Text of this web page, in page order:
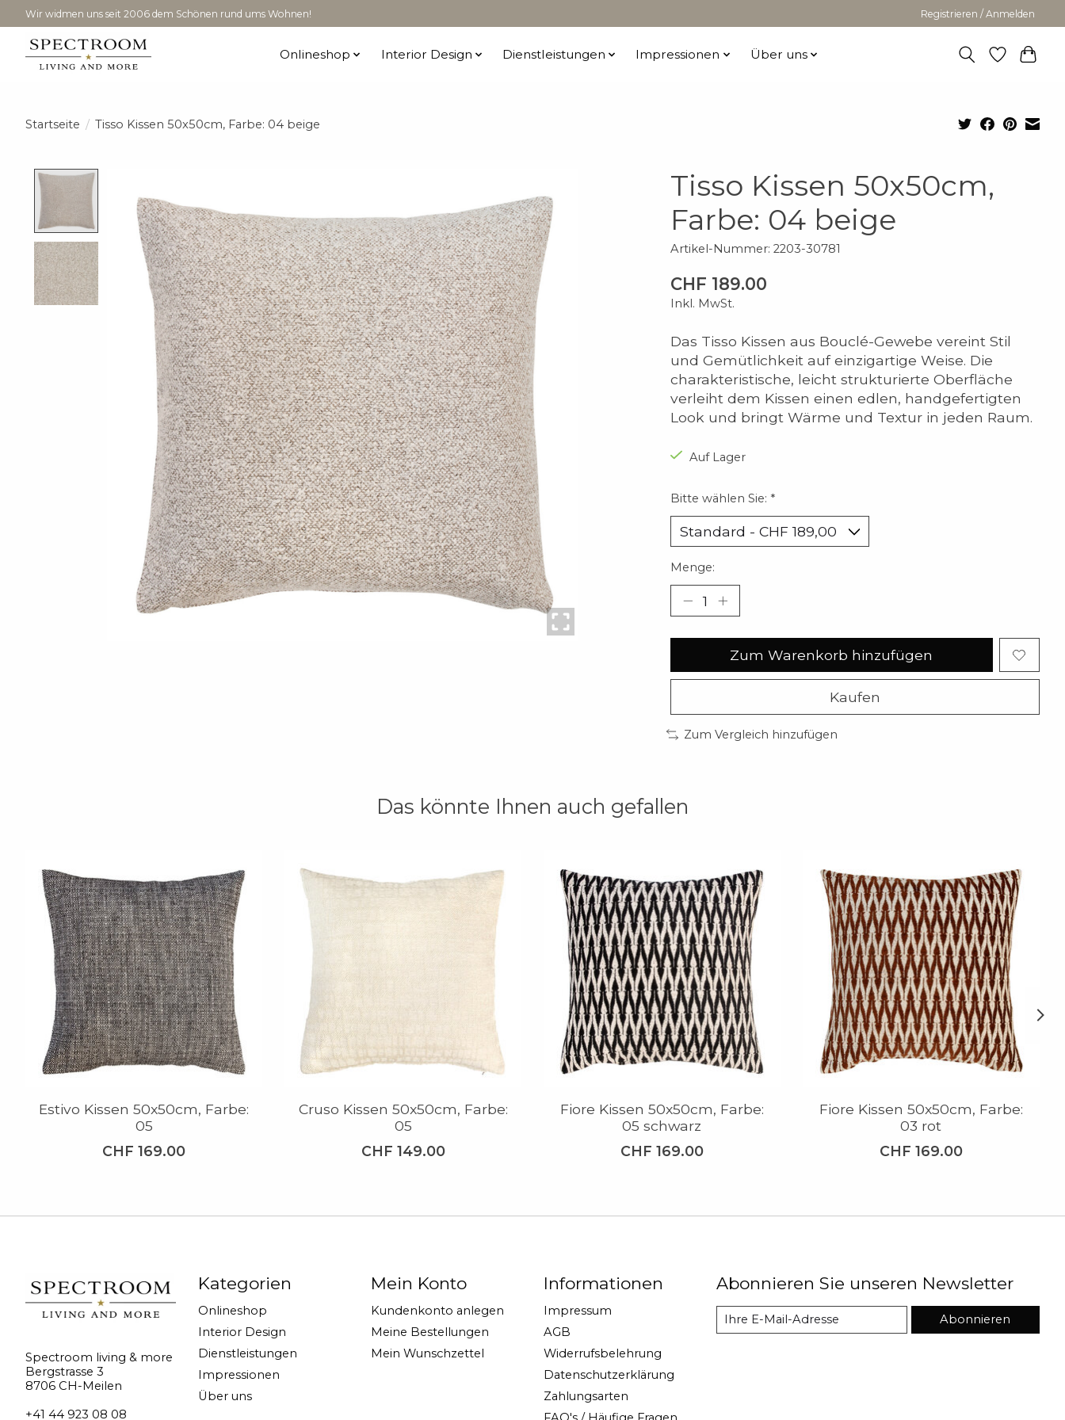
Wir widmen uns seit 2006 dem Schönen rund ums Wohnen! Registrieren / Anmelden
Onlineshop Interior Design Dienstleistungen Impressionen Über uns
Startseite / Tisso Kissen 50x50cm, Farbe: 04 beige
Tisso Kissen 50x50cm,
Farbe: 04 beige
Artikel-Nummer: 2203-30781
CHF 189.00
Inkl. MwSt.
Das Tisso Kissen aus Bouclé-Gewebe vereint Stil
und Gemütlichkeit auf einzigartige Weise. Die
charakteristische, leicht strukturierte Oberfläche
verleiht dem Kissen einen edlen, handgefertigten
Look und bringt Wärme und Textur in jeden Raum.
Auf Lager
Bitte wählen Sie: *
Menge:
Zum Warenkorb hinzufügen
Kaufen
Zum Vergleich hinzufügen
Das könnte Ihnen auch gefallen
Estivo Kissen 50x50cm, Farbe:
05
CHF 169.00
Cruso Kissen 50x50cm, Farbe:
05
CHF 149.00
Fiore Kissen 50x50cm, Farbe:
05 schwarz
CHF 169.00
Fiore Kissen 50x50cm, Farbe:
03 rot
CHF 169.00
Spectroom living & more
Bergstrasse 3
8706 CH-Meilen
+41 44 923 08 08
Kategorien
Onlineshop
Interior Design
Dienstleistungen
Impressionen
Über uns
Mein Konto
Kundenkonto anlegen
Meine Bestellungen
Mein Wunschzettel
Informationen
Impressum
AGB
Widerrufsbelehrung
Datenschutzerklärung
Zahlungsarten
Abonnieren Sie unseren Newsletter
Abonnieren